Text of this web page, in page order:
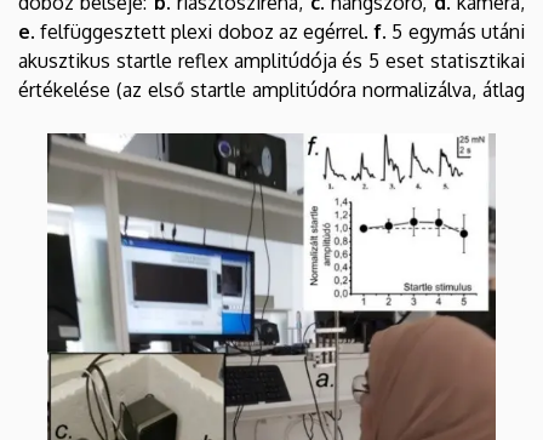
e. felfüggesztett plexi doboz az egérrel.f. 5 egymás utáni
akusztikus startle reflex amplitúdója és 5 eset statisztikai
értékelése (az első startle amplitúdóra normalizálva, átlag